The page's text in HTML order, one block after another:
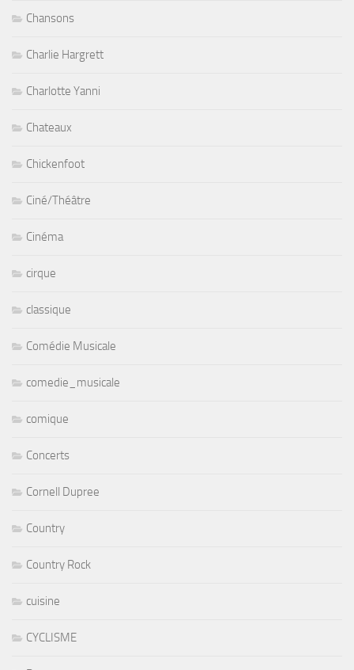
Chansons
Charlie Hargrett
Charlotte Yanni
Chateaux
Chickenfoot
Ciné/Théâtre
Cinéma
cirque
classique
Comédie Musicale
comedie_musicale
comique
Concerts
Cornell Dupree
Country
Country Rock
cuisine
CYCLISME